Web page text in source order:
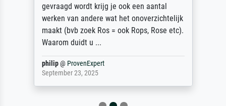
gevraagd wordt krijg je ook een aantal
werken van andere wat het onoverzichtelijk
maakt (bvb zoek Ros = ook Rops, Rose etc).
Waarom duidt u ...
philip@ ProvenExpert
September 23, 2025